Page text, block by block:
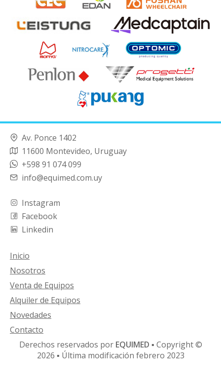
Av. Ponce 1402
11600 Montevideo, Uruguay
+598 91 074 099
info@equimed.com.uy
Instagram
Facebook
Linkedin
Inicio
Nosotros
Venta de Equipos
Alquiler de Equipos
Novedades
Contacto
Derechos reservados por EQUIMED ▪ Copyright ©
2026 ▪ Última modificación febrero 2023